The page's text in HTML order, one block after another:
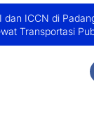
dan ICCN di
Transportasi